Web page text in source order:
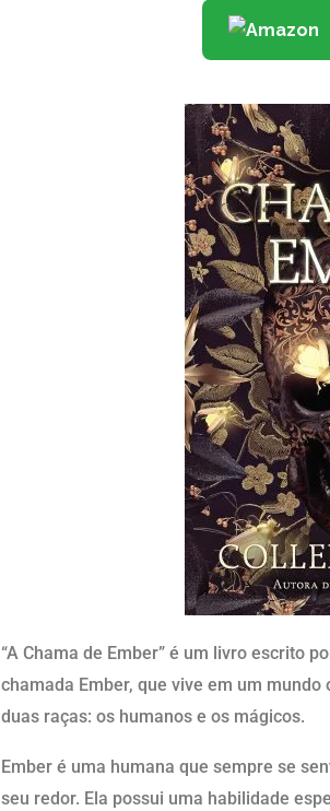
“A Chama de Ember” é um livro escrito
chamada Ember, que vive em um
duas raças: os humanos e os mágicos.
Ember é uma humana que sempre se
seu redor. Ela possui uma habilidade